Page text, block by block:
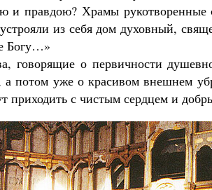
и правдою? Храмы рукотворенные
из себя дом духовный,
Богу…»
говорящие о первичности
а потом уже о красивом внешнем
приходить с чистым сердцем и